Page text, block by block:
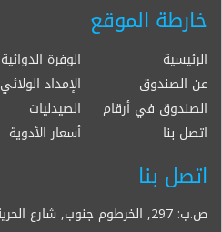
خارطة الموقع
الرئيسية الوفرة الدوائية
عن الصندوق
الإمداد الولائي
الصندوق في أرقام
الصيدليات
اتصل بنا
أسعار الأدوية
اتصل بنا
ص.ب: 297, الخرطوم جنوب, شارع الحرية, الخرطوم, السودان